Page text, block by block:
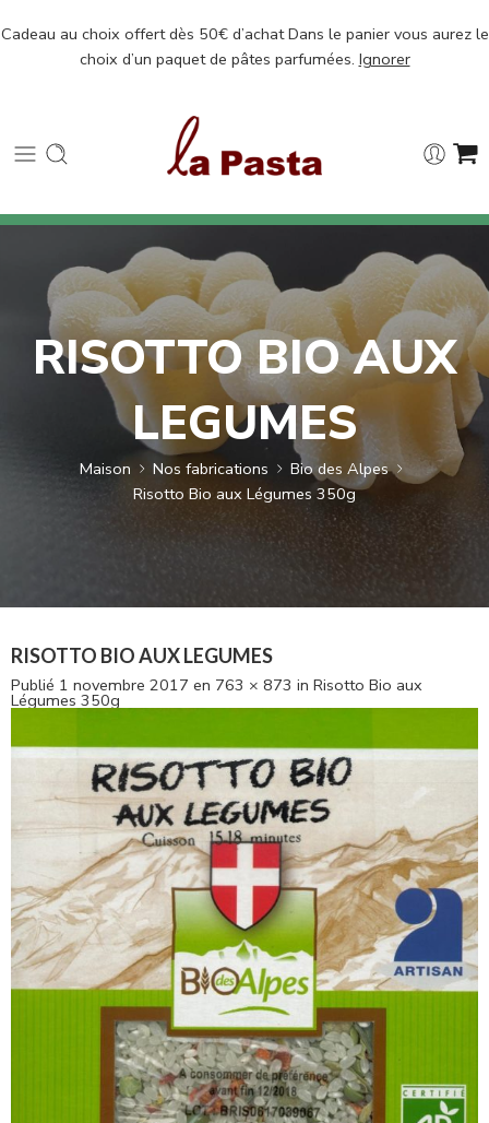
Cadeau au choix offert dès 50€ d’achat Dans le panier vous aurez le
choix d’un paquet de pâtes parfumées. Ignorer
RISOTTO BIO AUX
LEGUMES
Maison Nos fabrications
Bio des Alpes
Risotto Bio aux Légumes 350g
RISOTTO BIO AUX LEGUMES
Publié 1 novembre 2017 en 763 × 873 in Risotto Bio aux
Légumes 350g